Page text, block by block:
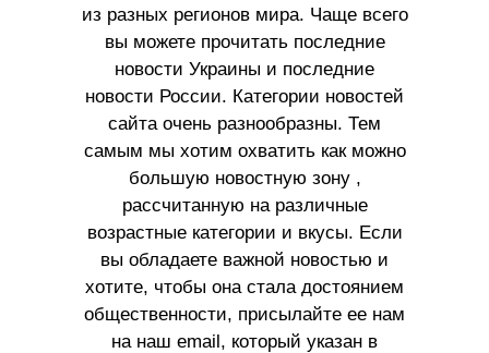
из разных регионов мира. Чаще всего
вы можете прочитать последние
новости Украины и последние
новости России. Категории новостей
сайта очень разнообразны. Тем
самым мы хотим охватить как можно
большую новостную зону ,
рассчитанную на различные
возрастные категории и вкусы. Если
вы обладаете важной новостью и
хотите, чтобы она стала достоянием
общественности, присылайте ее нам
на наш email, который указан в